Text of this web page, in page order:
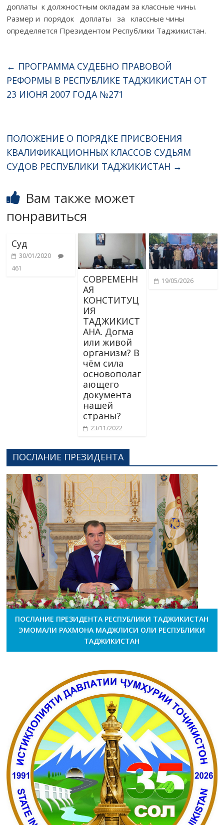
доплаты к должностным окладам за классные чины.
Размер и порядок доплаты за классные чины
определяется Президентом Республики Таджикистан.
← ПРОГРАММА СУДЕБНО ПРАВОВОЙ
РЕФОРМЫ В РЕСПУБЛИКЕ ТАДЖИКИСТАН ОТ
23 ИЮНЯ 2007 ГОДА №271
ПОЛОЖЕНИЕ О ПОРЯДКЕ ПРИСВОЕНИЯ
КВАЛИФИКАЦИОННЫХ КЛАССОВ СУДЬЯМ
СУДОВ РЕСПУБЛИКИ ТАДЖИКИСТАН →
Вам также может
понравиться
Суд
30/01/2020
461
СОВРЕМЕНН
АЯ
КОНСТИТУЦ
ИЯ
ТАДЖИКИСТ
АНА. Догма
или живой
организм? В
чём сила
основополаг
ающего
документа
нашей
страны?
23/11/2022
19/05/2026
ПОСЛАНИЕ ПРЕЗИДЕНТА
ПОСЛАНИЕ ПРЕЗИДЕНТА РЕСПУБЛИКИ ТАДЖИКИСТАН
ЭМОМАЛИ РАХМОНА МАДЖЛИСИ ОЛИ РЕСПУБЛИКИ
ТАДЖИКИСТАН